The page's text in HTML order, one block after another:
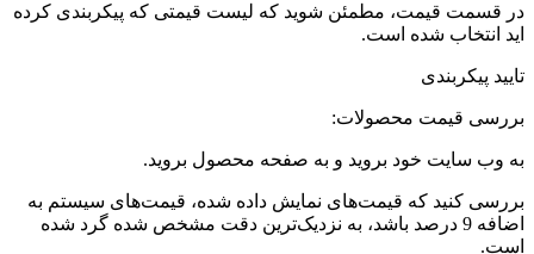
در قسمت قیمت، مطمئن شوید که لیست قیمتی که پیکربندی کرده
اید انتخاب شده است.
تایید پیکربندی
بررسی قیمت محصولات:
به وب سایت خود بروید و به صفحه محصول بروید.
بررسی کنید که قیمت‌های نمایش داده شده، قیمت‌های سیستم به
اضافه 9 درصد باشد، به نزدیک‌ترین دقت مشخص شده گرد شده
است.